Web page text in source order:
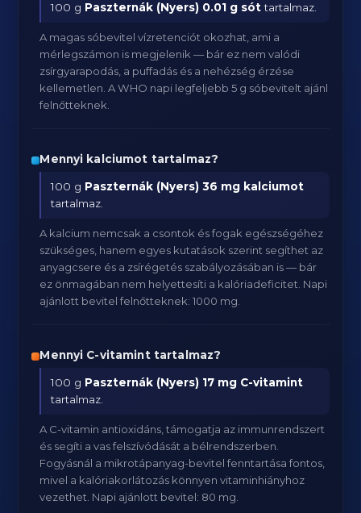
100 g Paszternák (Nyers) 0.01 g sóttartalmaz.
A magas sóbevitel vízretenciót okozhat, ami a
mérlegszámon is megjelenik — bár ez nem valódi
zsírgyarapodás, a puffadás és a nehézség érzése
kellemetlen. A WHO napi legfeljebb 5 g sóbevitelt ajánl
felnőtteknek.
Mennyi kalciumot tartalmaz?
100 g Paszternák (Nyers) 36 mg kalciumot
tartalmaz.
A kalcium nemcsak a csontok és fogak egészségéhez
szükséges, hanem egyes kutatások szerint segíthet az
anyagcsere és a zsírégetés szabályozásában is — bár
ez önmagában nem helyettesíti a kalóriadeficitet. Napi
ajánlott bevitel felnőtteknek: 1000 mg.
Mennyi C-vitamint tartalmaz?
100 g Paszternák (Nyers) 17 mg C-vitamint
tartalmaz.
A C-vitamin antioxidáns, támogatja az immunrendszert
és segíti a vas felszívódását a bélrendszerben.
Fogyásnál a mikrotápanyag-bevitel fenntartása fontos,
mivel a kalóriakorlátozás könnyen vitaminhiányhoz
vezethet. Napi ajánlott bevitel: 80 mg.